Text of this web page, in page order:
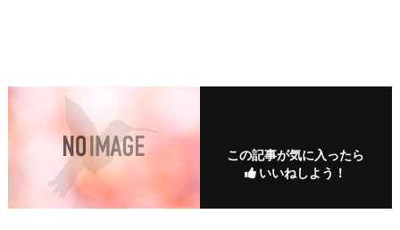
この記事が気に入ったら
いいねしよう！